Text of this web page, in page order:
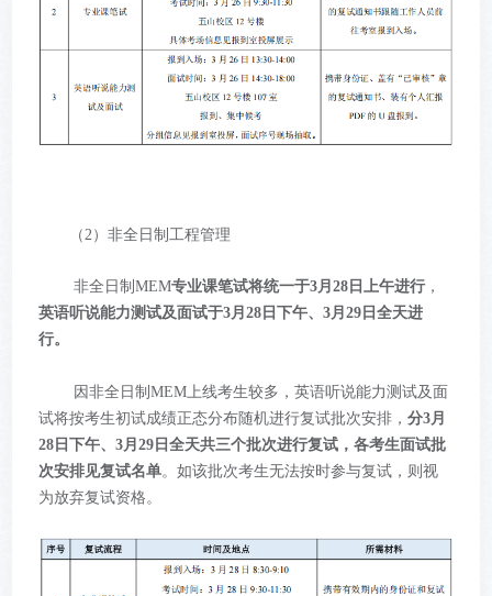
（2）非全日制工程管理
非全日制MEM专业课笔试将统一于3月28日上午进行 ，
英语听说能力测试及面试于3月28日下午、3月29日全天进
行。
因非全日制MEM上线考生较多，英语听说能力测试及面
试将按考生初试成绩正态分布随机进行复试批次安排，分3月
28日下午、3月29日全天共三个批次进行复试，各考生面试批
次安排见复试名单。如该批次考生无法按时参与复试，则视
为放弃复试资格。